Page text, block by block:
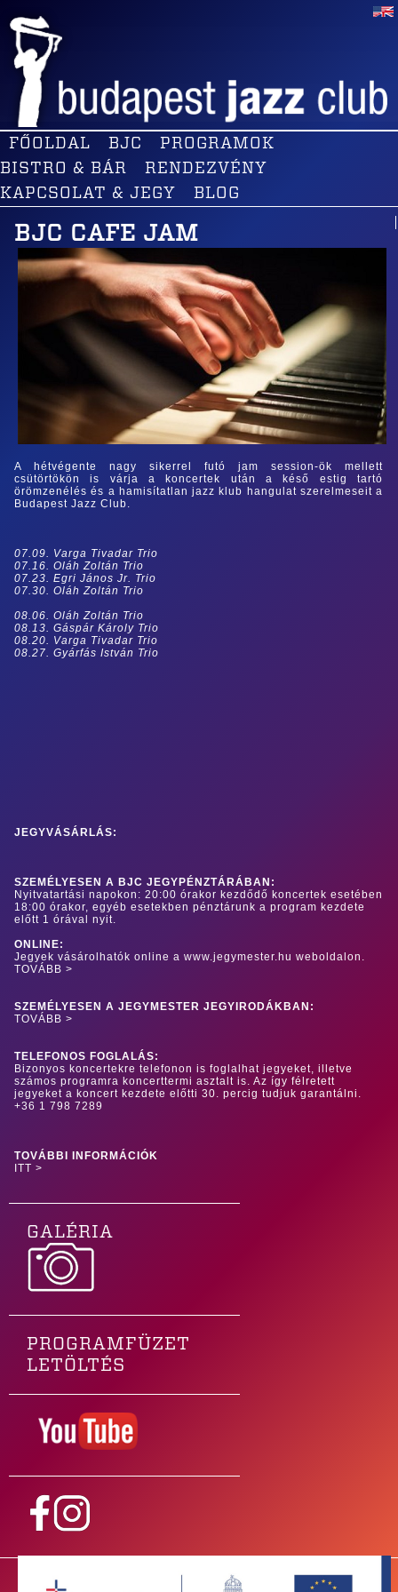
FŐOLDAL BJC
PROGRAMOK
BISTRO & BÁR
RENDEZVÉNY
KAPCSOLAT & JEGY
BLOG
BJC CAFE JAM
A hétvégente nagy sikerrel futó jam session-ök mellett
csütörtökön is várja a koncertek után a késő estig tartó
örömzenélés és a hamisítatlan jazz klub hangulat szerelmeseit a
Budapest Jazz Club.
07.09. Varga Tivadar Trio
07.16. Oláh Zoltán Trio
07.23. Egri János Jr. Trio
07.30. Oláh Zoltán Trio
08.06. Oláh Zoltán Trio
08.13. Gáspár Károly Trio
08.20. Varga Tivadar Trio
08.27. Gyárfás István Trio
JEGYVÁSÁRLÁS:
SZEMÉLYESEN A BJC JEGYPÉNZTÁRÁBAN:
Nyitvatartási napokon: 20:00 órakor kezdődő koncertek esetében
18:00 órakor, egyéb esetekben pénztárunk a program kezdete
előtt 1 órával nyit.
ONLINE:
Jegyek vásárolhatók online a www.jegymester.hu weboldalon.
TOVÁBB >
SZEMÉLYESEN A JEGYMESTER JEGYIRODÁKBAN:
TOVÁBB >
TELEFONOS FOGLALÁS:
Bizonyos koncertekre telefonon is foglalhat jegyeket, illetve
számos programra koncerttermi asztalt is. Az így félretett
jegyeket a koncert kezdete előtti 30. percig tudjuk garantálni.
+36 1 798 7289
TOVÁBBI INFORMÁCIÓK
ITT >
GALÉRIA
PROGRAMFÜZET
LETÖLTÉS